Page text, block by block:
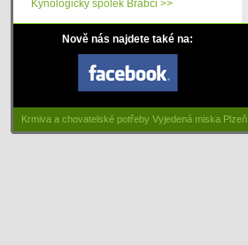
Kynologický spolek Brabci >>
Nově nás najdete také na:
Krmiva a chovatelské potřeby Vyjedená miska Plzeň